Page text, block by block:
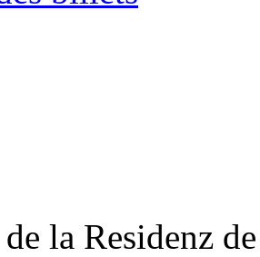
la Residenz